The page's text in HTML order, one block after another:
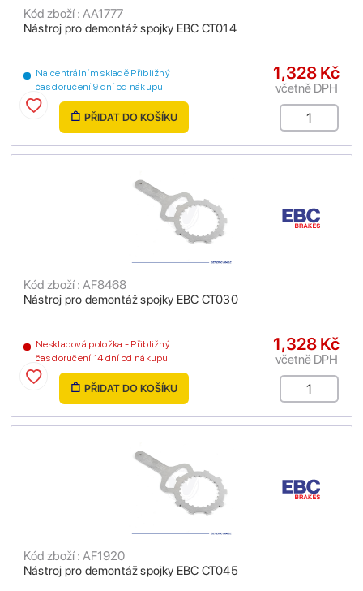
Nástroj pro demontáž spojky EBC CT014
Kód zboží : AA1777
Na centrálním skladě Přibližný
čas doručení 9 dní od nákupu
1,328 Kč
včetně DPH
PŘIDAT DO KOŠÍKU
Nástroj pro demontáž spojky EBC CT030
Kód zboží : AF8468
Neskladová položka - Přibližný
čas doručení 14 dní od nákupu
1,328 Kč
včetně DPH
PŘIDAT DO KOŠÍKU
Nástroj pro demontáž spojky EBC CT045
Kód zboží : AF1920